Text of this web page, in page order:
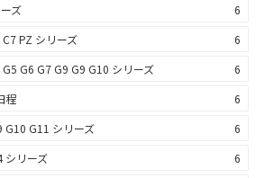
ズ
6
PZ シリーズ
6
G6 G7 G9 G9 G10 シリーズ
6
程
6
G11 シリーズ
6
リーズ
6